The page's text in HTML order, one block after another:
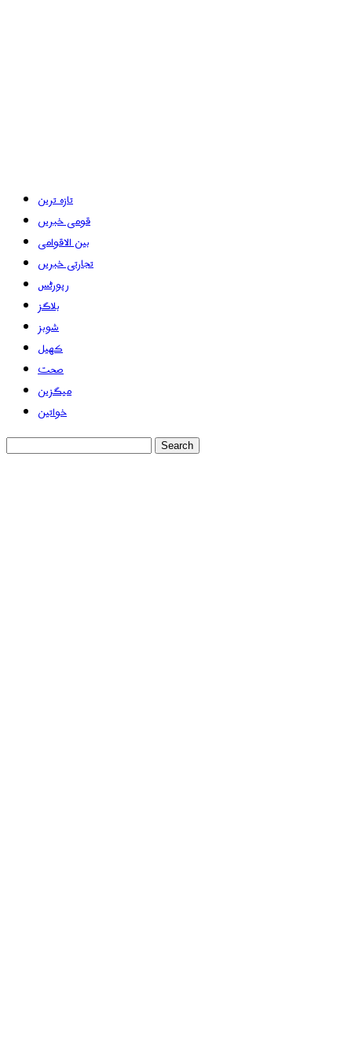
تازہ ترین
قومی خبریں
بین الاقوامی
تجارتی خبریں
رپورٹس
بلاگز
شوبز
کھیل
صحت
میگزین
خواتین